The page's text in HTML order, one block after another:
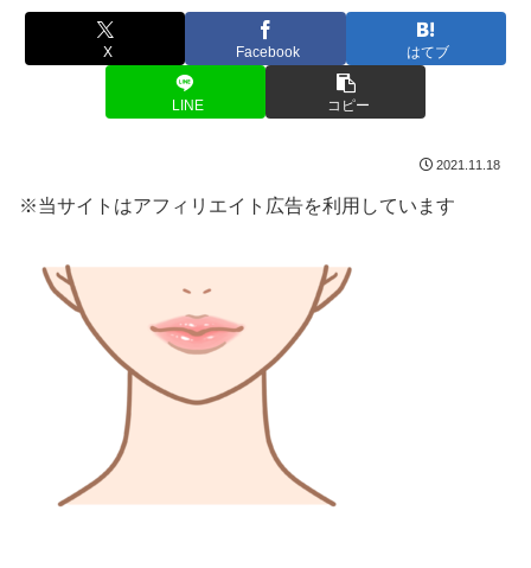
X Facebook はてブ
LINE コピー
2021.11.18
※当サイトはアフィリエイト広告を利用しています